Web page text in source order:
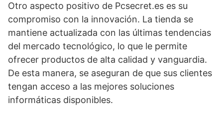
Otro aspecto positivo de Pcsecret.es es su
compromiso con la innovación. La tienda se
mantiene actualizada con las últimas tendencias
del mercado tecnológico, lo que le permite
ofrecer productos de alta calidad y vanguardia.
De esta manera, se aseguran de que sus clientes
tengan acceso a las mejores soluciones
informáticas disponibles.